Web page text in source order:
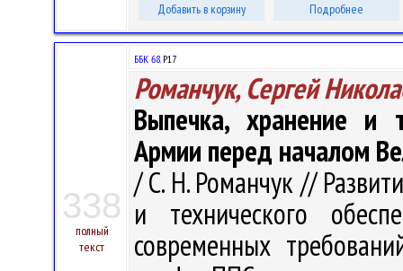
Добавить в корзину Подробнее
338
полный
текст
ББК 68.Р17
Романчук, Сергей
Выпечка, хранение и
Армии перед началом
/ С. Н. Романчук //
и технического
современных